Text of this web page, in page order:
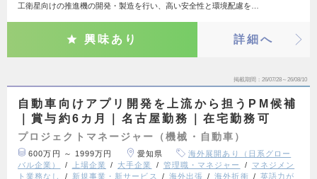
工衛星向けの推進機の開発・製造を行い、高い安全性と環境配慮を…
興味あり 詳細へ
掲載期間 26/07/28～26/08/10
自動車向けアプリ開発を上流から担うPM候補
｜賞与約6カ月｜名古屋勤務｜在宅勤務可
プロジェクトマネージャー（機械・自動車）
600万円 ～ 1999万円 愛知県
海外展開あり（日系グロー
バル企業）
上場企業 大手企業 管理職・マネジャー
マネジメン
ト業務なし
新規事業・新サービス 海外出張 海外折衝 英語力が